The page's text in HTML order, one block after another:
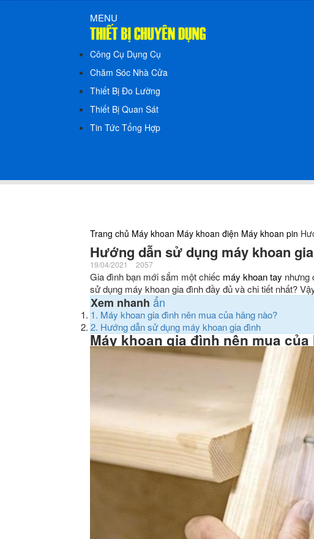
MENU
Công Cụ Dụng Cụ
Chăm Sóc Nhà Cửa
Thiết Bị Đo Lường
Thiết Bị Quan Sát
Tin Tức Tổng Hợp
Trang chủ Máy khoan Máy khoan điện Máy khoan pin
Hướng dẫn sử dụng máy khoan
19/04/2021 2057
Gia đình bạn mới sắm một chiếc máy khoan tay nhưng
sử dụng máy khoan gia đình đầy đủ và chi tiết nhất?
Xem nhanh ẩn
1. Máy khoan gia đình nên mua của hãng nào?
2. Hướng dẫn sử dụng máy khoan gia đình
Máy khoan gia đình nên mua